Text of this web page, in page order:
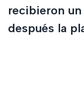
recibieron
después la